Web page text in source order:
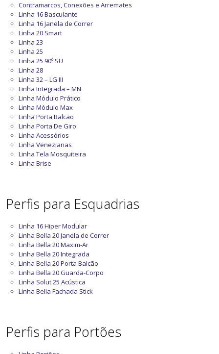
Contramarcos, Conexões e Arremates
Linha 16 Basculante
Linha 16 Janela de Correr
Linha 20 Smart
Linha 23
Linha 25
Linha 25 90º SU
Linha 28
Linha 32 – LG III
Linha Integrada – MN
Linha Módulo Prático
Linha Módulo Max
Linha Porta Balcão
Linha Porta De Giro
Linha Acessórios
Linha Venezianas
Linha Tela Mosquiteira
Linha Brise
Perfis para Esquadrias
Linha 16 Hiper Modular
Linha Bella 20 Janela de Correr
Linha Bella 20 Maxim-Ar
Linha Bella 20 Integrada
Linha Bella 20 Porta Balcão
Linha Bella 20 Guarda-Corpo
Linha Solut 25 Acústica
Linha Bella Fachada Stick
Perfis para Portões